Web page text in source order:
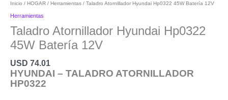
Inicio / HOGAR / Herramientas / Taladro Atornillador Hyundai Hp0322 45W Batería 12V
Herramientas
Taladro Atornillador Hyundai Hp0322
45W Batería 12V
USD 74.01
HYUNDAI – TALADRO ATORNILLADOR
HP0322